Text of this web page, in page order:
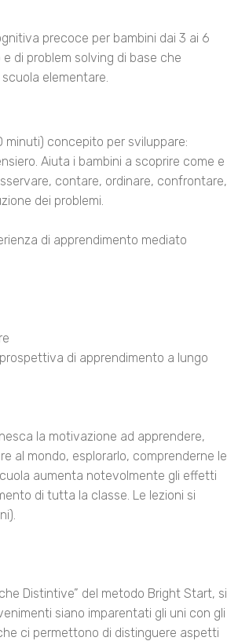
precoce per bambini dai 3 ai 6
di problem solving di base che
elementare.
minuti) concepito per sviluppare:
Aiuta i bambini a scoprire come e
contare, ordinare, confrontare,
dei problemi.
di apprendimento mediato
di apprendimento a lungo
la motivazione ad apprendere,
al mondo, esplorarlo, comprenderne le
aumenta notevolmente gli effetti
di tutta la classe. Le lezioni si
Distintive” del metodo Bright Start, si
siano imparentati gli uni con gli
ci permettono di distinguere aspetti